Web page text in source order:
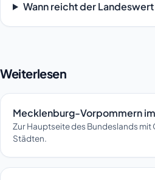
Wann reicht der
Weiterlesen
Mecklenburg-Vorpommern
Zur Hauptseite des Bundeslands
Städten.